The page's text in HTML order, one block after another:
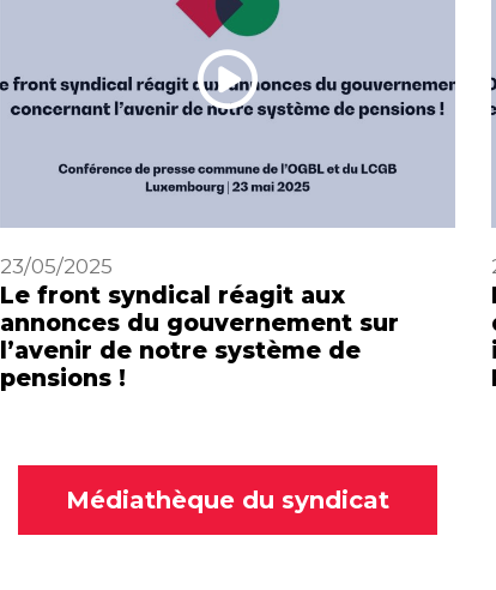
23/05/2025
Le front syndical réagit aux
annonces du gouvernement sur
l’avenir de notre système de
pensions !
Médiathèque du syndicat